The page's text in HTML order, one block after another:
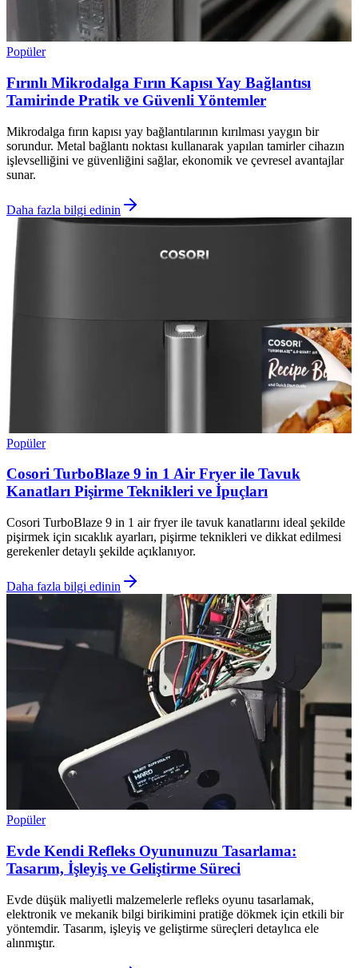
Popüler
Fırınlı Mikrodalga Fırın Kapısı Yay Bağlantısı
Tamirinde Pratik ve Güvenli Yöntemler
Mikrodalga fırın kapısı yay bağlantılarının kırılması yaygın bir
sorundur. Metal bağlantı noktası kullanarak yapılan tamirler cihazın
işlevselliğini ve güvenliğini sağlar, ekonomik ve çevresel avantajlar
sunar.
Daha fazla bilgi edinin
Popüler
Cosori TurboBlaze 9 in 1 Air Fryer ile Tavuk
Kanatları Pişirme Teknikleri ve İpuçları
Cosori TurboBlaze 9 in 1 air fryer ile tavuk kanatlarını ideal şekilde
pişirmek için sıcaklık ayarları, pişirme teknikleri ve dikkat edilmesi
gerekenler detaylı şekilde açıklanıyor.
Daha fazla bilgi edinin
Popüler
Evde Kendi Refleks Oyununuzu Tasarlama:
Tasarım, İşleyiş ve Geliştirme Süreci
Evde düşük maliyetli malzemelerle refleks oyunu tasarlamak,
elektronik ve mekanik bilgi birikimini pratiğe dökmek için etkili bir
yöntemdir. Tasarım, işleyiş ve geliştirme süreçleri detaylıca ele
alınmıştır.